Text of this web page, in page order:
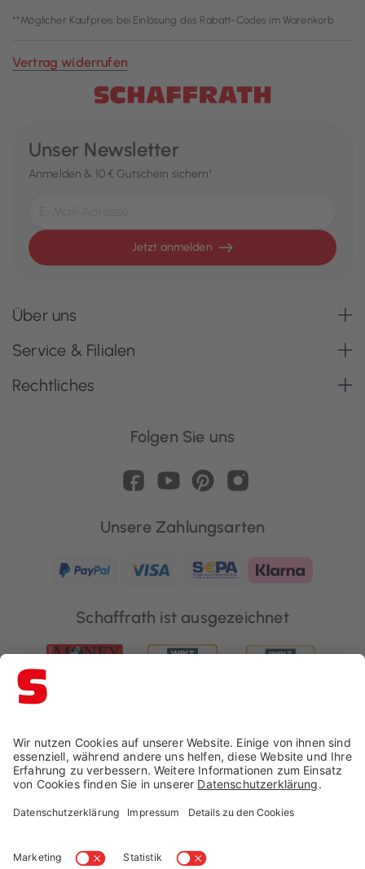
**Möglicher Kaufpreis bei Einlösung des Rabatt-Codes im Warenkorb
Vertrag widerrufen
Unser Newsletter
Anmelden & 10 € Gutschein sichern¹
Jetzt anmelden
Über uns
Service & Filialen
Rechtliches
Folgen Sie uns
Unsere Zahlungsarten
Schaffrath ist ausgezeichnet